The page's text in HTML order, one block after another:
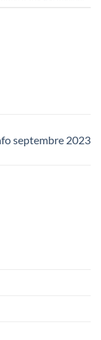
septembre 2023